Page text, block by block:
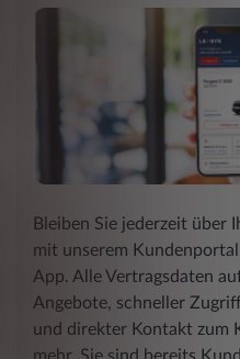
Bleiben Sie jederzeit
mit unserem
App. Alle Vertragsdaten
Angebote, schneller
und direkter Kontakt zum
mehr. Sie sind bereits